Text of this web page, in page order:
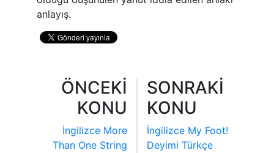
anlayış.
ÖNCEKİ
KONU
İngilizce More
Than One String
SONRAKİ
KONU
İngilizce My Foot!
Deyimi Türkçe